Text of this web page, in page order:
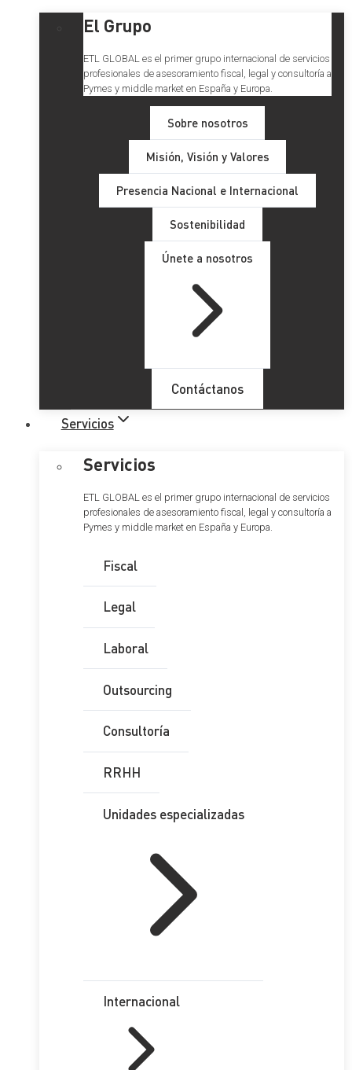
El Grupo
ETL GLOBAL es el primer grupo internacional de servicios
profesionales de asesoramiento fiscal, legal y consultoría a
Pymes y middle market en España y Europa.
Sobre nosotros
Misión, Visión y Valores
Presencia Nacional e Internacional
Sostenibilidad
Únete a nosotros
Contáctanos
Servicios
Servicios
ETL GLOBAL es el primer grupo internacional de servicios
profesionales de asesoramiento fiscal, legal y consultoría a
Pymes y middle market en España y Europa.
Fiscal
Legal
Laboral
Outsourcing
Consultoría
RRHH
Unidades especializadas
Internacional